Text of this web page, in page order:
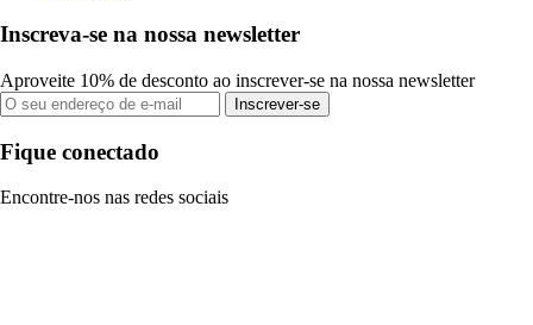
Inscreva-se na nossa newsletter
Aproveite 10% de desconto ao inscrever-se na nossa newsletter
Inscrever-se
Fique conectado
Encontre-nos nas redes sociais